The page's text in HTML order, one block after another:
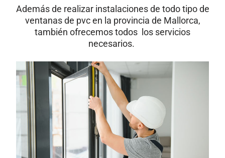
Además de realizar instalaciones de todo tipo de
ventanas de pvc en la provincia de Mallorca,
también ofrecemos todos los servicios
necesarios.